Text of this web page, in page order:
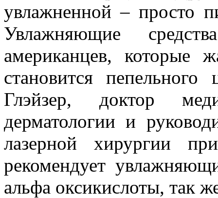
увлажненной – просто
Увлажняющие
американцев, которые
становится
Глэйзер, доктор
дерматологии и
лазерной хирургии
рекомендует
альфа оксикислоты, так